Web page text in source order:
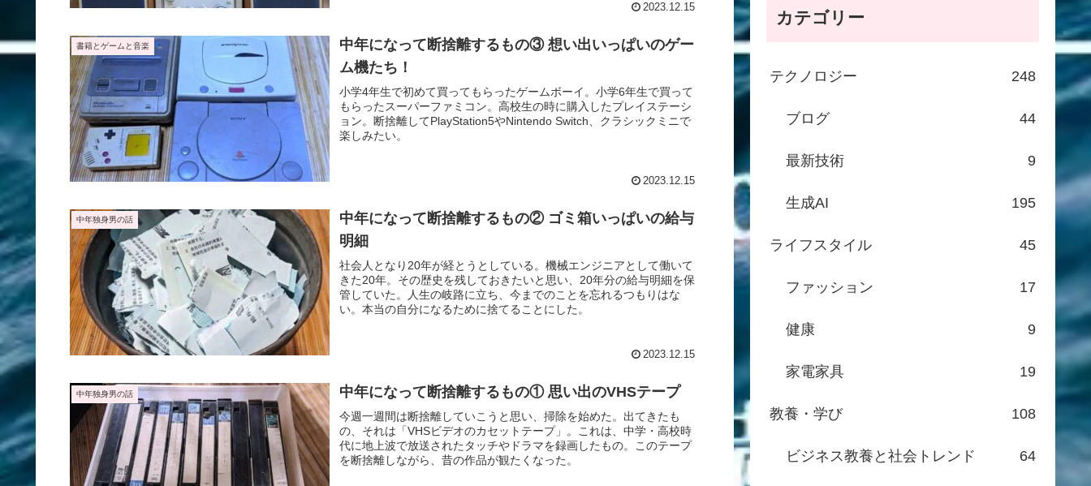
2023.12.15
書籍とゲームと音楽
中年になって断捨離するもの③ 想い出いっぱいのゲー
ム機たち！
小学4年生で初めて買ってもらったゲームボーイ。小学6年生で買って
もらったスーパーファミコン。高校生の時に購入したプレイステーシ
ョン。断捨離してPlayStation5やNintendo Switch、クラシックミニで
楽しみたい。
2023.12.15
中年独身男の話
中年になって断捨離するもの② ゴミ箱いっぱいの給与
明細
社会人となり20年が経とうとしている。機械エンジニアとして働いて
きた20年。その歴史を残しておきたいと思い、20年分の給与明細を保
管していた。人生の岐路に立ち、今までのことを忘れるつもりはな
い。本当の自分になるために捨てることにした。
2023.12.15
中年独身男の話 中年になって断捨離するもの① 思い出のVHSテープ
今週一週間は断捨離していこうと思い、掃除を始めた。出てきたも
の、それは「VHSビデオのカセットテープ」。これは、中学・高校時
代に地上波で放送されたタッチやドラマを録画したもの。このテープ
を断捨離しながら、昔の作品が観たくなった。
カテゴリー
テクノロジー 248
ブログ 44
最新技術 9
生成AI 195
ライフスタイル 45
ファッション 17
健康 9
家電家具 19
教養・学び 108
ビジネス教養と社会トレンド 64